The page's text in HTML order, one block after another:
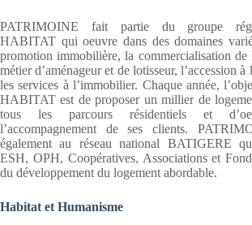
PATRIMOINE fait partie du groupe
HABITAT qui oeuvre dans des domaines
promotion immobilière, la commercialisation de
métier d’aménageur et de lotisseur, l’accession à
les services à l’immobilier. Chaque année,
HABITAT est de proposer un millier de
tous les parcours résidentiels et
l’accompagnement de ses clients.
également au réseau national BATIGERE
ESH, OPH, Coopératives, Associations et
du développement du logement abordable.
Habitat et Humanisme